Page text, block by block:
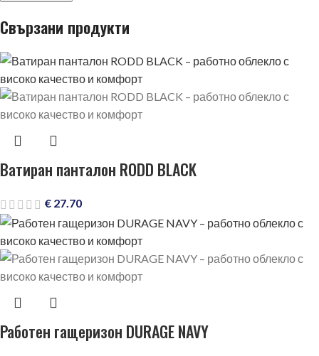
Свързани продукти
Ватиран панталон RODD BLACK
€ 27.70
Работен гащеризон DURAGE NAVY